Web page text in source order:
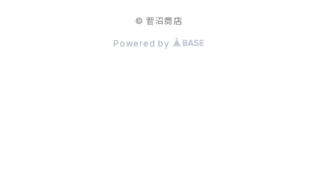
© 菅沼商店
Powered by